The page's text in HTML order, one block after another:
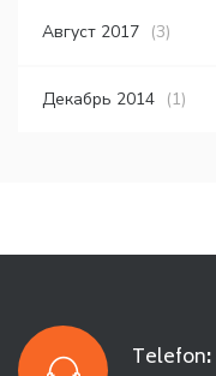
Август 2017 (3)
Декабрь 2014 (1)
Telefon: